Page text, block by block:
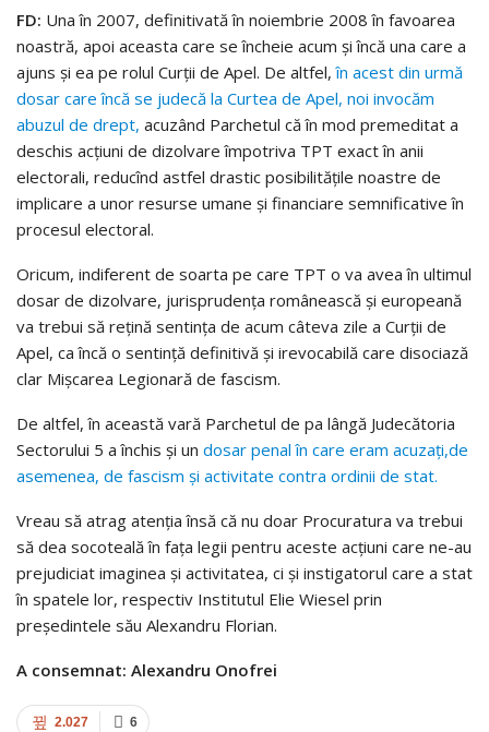
FD: Una în 2007, definitivată în noiembrie 2008 în favoarea
noastră, apoi aceasta care se încheie acum şi încă una care a
ajuns şi ea pe rolul Curţii de Apel. De altfel,în acest din urmă
dosar care încă se judecă la Curtea de Apel, noi invocăm
abuzul de drept, acuzând Parchetul că în mod premeditat a
deschis acţiuni de dizolvare împotriva TPT exact în anii
electorali, reducînd astfel drastic posibilităţile noastre de
implicare a unor resurse umane şi financiare semnificative în
procesul electoral.
Oricum, indiferent de soarta pe care TPT o va avea în ultimul
dosar de dizolvare, jurisprudenţa românească şi europeană
va trebui să reţină sentinţa de acum câteva zile a Curţii de
Apel, ca încă o sentinţă definitivă şi irevocabilă care disociază
clar Mişcarea Legionară de fascism.
De altfel, în această vară Parchetul de pa lângă Judecătoria
Sectorului 5 a închis şi un dosar penal în care eram acuzaţi,de
asemenea, de fascism şi activitate contra ordinii de stat.
Vreau să atrag atenţia însă că nu doar Procuratura va trebui
să dea socoteală în faţa legii pentru aceste acţiuni care ne-au
prejudiciat imaginea şi activitatea, ci şi instigatorul care a stat
în spatele lor, respectiv Institutul Elie Wiesel prin
preşedintele său Alexandru Florian.
A consemnat: Alexandru Onofrei
6
2.027